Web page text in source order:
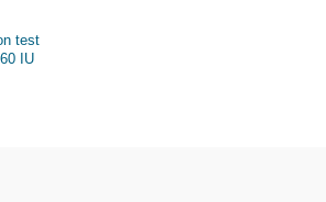
test
IU